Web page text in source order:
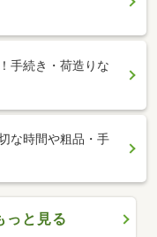
手続き・荷造りな
な時間や粗品・手
っと見る